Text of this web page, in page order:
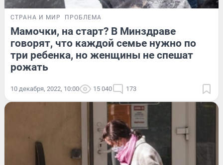
СТРАНА И МИР ПРОБЛЕМА
Мамочки, на старт? В Минздраве
говорят, что каждой семье нужно по
три ребенка, но женщины не спешат
рожать
10 декабря, 2022, 10:00 15 040 173